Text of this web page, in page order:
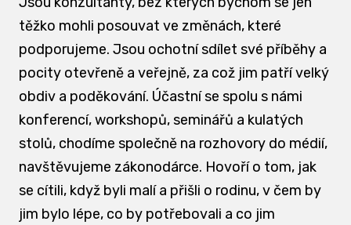
těžko mohli posouvat ve změnách, které
podporujeme. Jsou ochotní sdílet své příběhy a
pocity otevřeně a veřejně, za což jim patří velký
obdiv a poděkování. Účastní se spolu s námi
konferencí, workshopů, seminářů a kulatých
stolů, chodíme společně na rozhovory do médií,
navštěvujeme zákonodárce. Hovoří o tom, jak
se cítili, když byli malí a přišli o rodinu, v čem by
jim bylo lépe, co by potřebovali a co jim